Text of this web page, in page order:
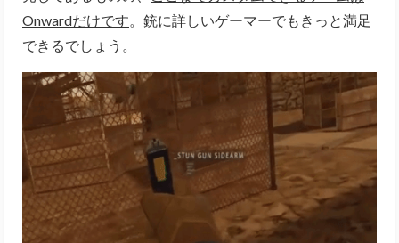
Onwardだけです 。銃に詳しいゲーマーでもきっと満足
できるでしょう。